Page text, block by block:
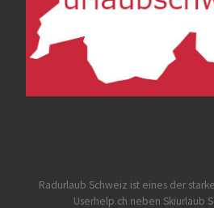
Radurlaub Schweiz ist eines der
Userhelp.ch neben Skiurlaub